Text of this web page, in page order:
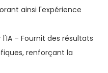
ainsi l'expérience
– Fournit des résultats
renforçant la